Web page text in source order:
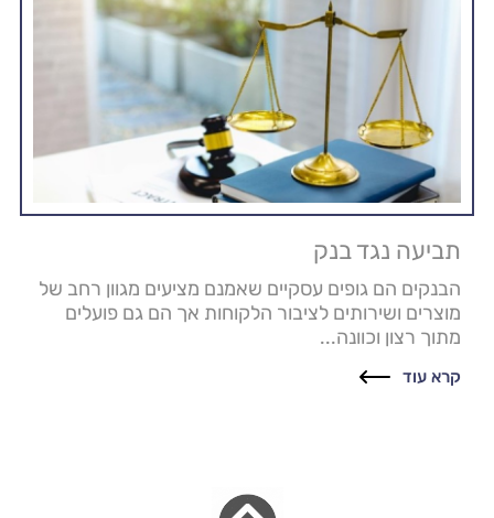
תביעה נגד בנק
הבנקים הם גופים עסקיים שאמנם מציעים מגוון רחב של
מוצרים ושירותים לציבור הלקוחות אך הם גם פועלים
מתוך רצון וכוונה...
קרא עוד